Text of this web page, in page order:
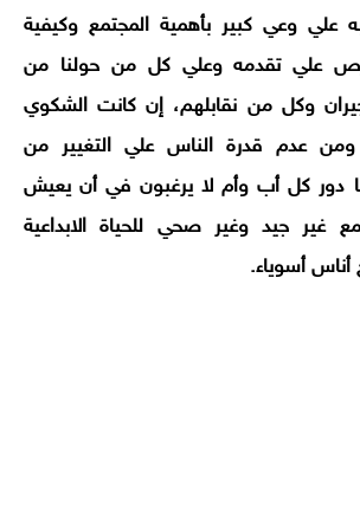
وعي كبير بأهمية المجتمع وكيفية
علي تقدمه وعلي كل من حولنا من
وكل من نقابلهم، إن كانت الشكوي
ومن عدم قدرة الناس علي التغيير من
دور كل أب وأم لا يرغبون في أن يعيش
غير جيد وغير صحي للحياة الابداعية
أناس أسوياء.